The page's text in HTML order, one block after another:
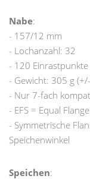
Nabe:
- 157/12 mm
- Lochanzahl: 32
- 120 Einrastpunkte
- Gewicht: 305 g
- Nur 7-fach
- EFS = Equal
- Symmetrische
Speichenwinkel
Speichen: